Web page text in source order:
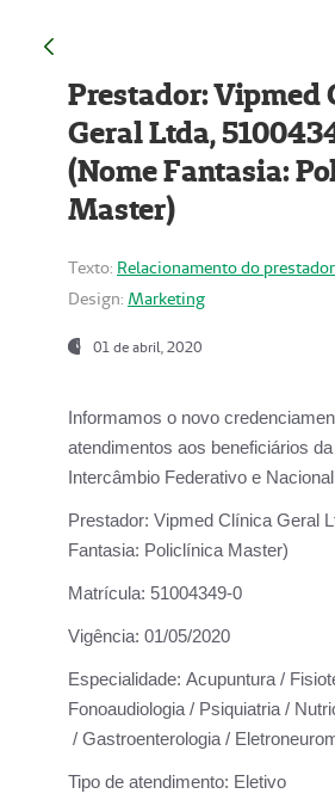
Prestador: Vipmed
Geral Ltda,
(Nome Fantasia:
Master)
Texto: Relacionamento do prestador
Design: Marketing
01 de abril, 2020
Informamos o novo
atendimentos aos beneficiários da
Intercâmbio Federativo e
Prestador: Vipmed Clínica Geral
Fantasia: Policlínica Master)
Matrícula: 51004349-0
Vigência: 01/05/2020
Especialidade: Acupuntura /
Fonoaudiologia / Psiquiatria /
/ Gastroenterologia /
Tipo de atendimento: Eletivo